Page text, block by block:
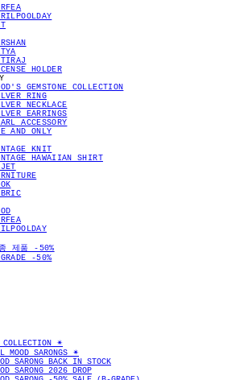
HOLDER
GEMSTONE COLLECTION
RING
NECKLACE
EARRINGS
ACCESSORY
AND ONLY
KNIT
HAWAIIAN SHIRT
제품 -50%
-50%
COLLECTION ✴︎
MOOD SARONGS ✴︎
SARONG BACK IN STOCK
SARONG 2026 DROP